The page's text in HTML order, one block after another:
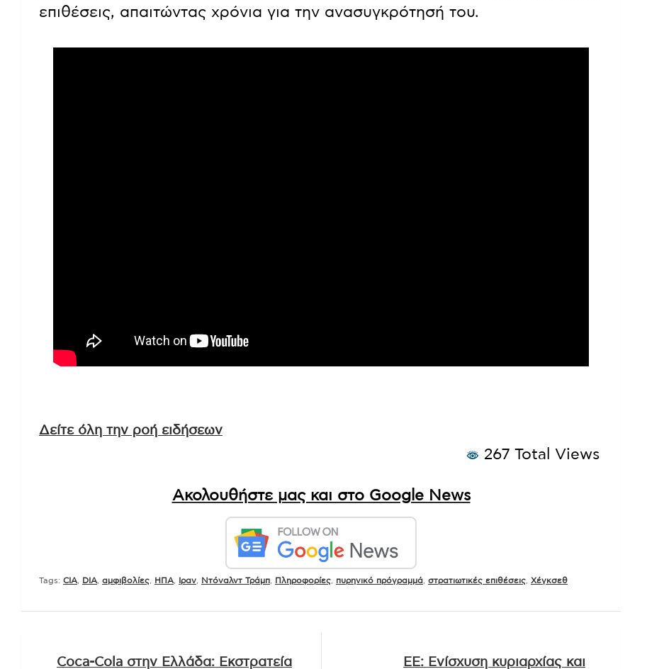
επιθέσεις, απαιτώντας χρόνια για την ανασυγκρότησή του.
Δείτε όλη την ροή ειδήσεων
267 Total Views
Ακολουθήστε μας και στο Google News
Tags: CIA DIA αμφιβολίες ΗΠΑ Ιραν Ντόναλντ Τράμπ Πληροφορίες πυρηνικό πρόγραμμά στρατιωτικές επιθέσεις Χέγκσεθ
Coca-Cola στην Ελλάδα: Εκστρατεία ΕΕ: Ενίσχυση κυριαρχίας και